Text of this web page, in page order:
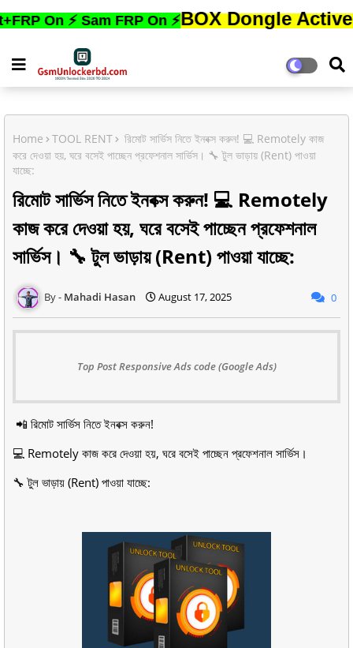
⚡ Sam FRP On ⚡BOX Dongle Active
Home TOOL RENT
রিমোট সার্ভিস নিতে ইনবক্স করুন! 💻 Remotely কাজ
করে দেওয়া হয়, ঘরে বসেই পাচ্ছেন প্রফেশনাল সার্ভিস। 🔧 টুল ভাড়ায় (Rent) পাওয়া
যাচ্ছে:
রিমোট সার্ভিস নিতে ইনবক্স করুন! 💻 Remotely
কাজ করে দেওয়া হয়, ঘরে বসেই পাচ্ছেন প্রফেশনাল
সার্ভিস। 🔧 টুল ভাড়ায় (Rent) পাওয়া যাচ্ছে:
Mahadi Hasan August 17, 2025 0
Top Post Responsive Ads code (Google Ads)
📲 রিমোট সার্ভিস নিতে ইনবক্স করুন!
💻 Remotely কাজ করে দেওয়া হয়, ঘরে বসেই পাচ্ছেন প্রফেশনাল সার্ভিস।
🔧 টুল ভাড়ায় (Rent) পাওয়া যাচ্ছে: